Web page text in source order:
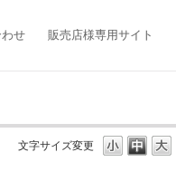
せ 販売店様専用サイト
文字サイズ変更